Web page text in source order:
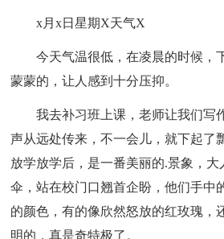
x月x日星期X天气X
今天气温很低，在凌晨的时候，
蒙蒙的，让人感到十分压抑。
我去补习班上课，老师让我们写
声从远处传来，不一会儿，就下起了
放学放学后，是一番美丽的.景象，
伞，站在校门口翘首企盼，他们手中
的颜色，有的像欣然怒放的红玫瑰，
明的，真是奇特极了。